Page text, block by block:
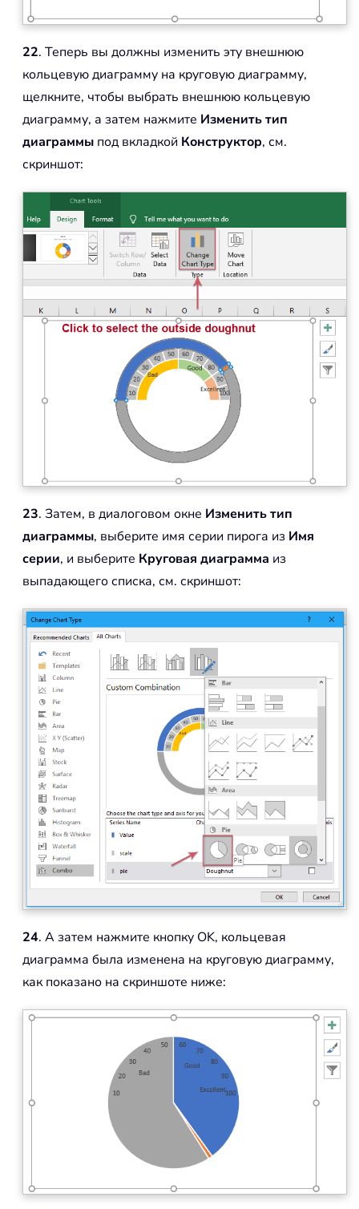
22. Теперь вы должны изменить эту внешнюю
кольцевую диаграмму на круговую диаграмму,
щелкните, чтобы выбрать внешнюю кольцевую
диаграмму, а затем нажмите Изменить тип
диаграммы под вкладкой Конструктор, см.
скриншот:
23. Затем, в диалоговом окне Изменить тип
диаграммы, выберите имя серии пирога из Имя
серии, и выберите Круговая диаграмма из
выпадающего списка, см. скриншот:
24. А затем нажмите кнопку OK, кольцевая
диаграмма была изменена на круговую диаграмму,
как показано на скриншоте ниже: